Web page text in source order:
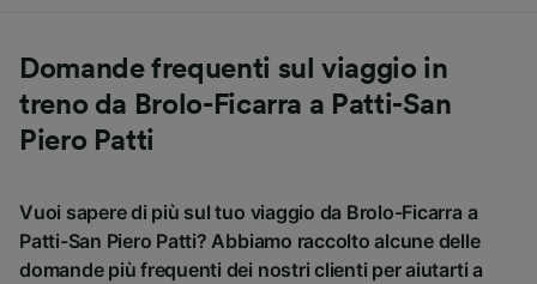
Domande frequenti sul viaggio in
treno da Brolo-Ficarra a Patti-San
Piero Patti
Vuoi sapere di più sul tuo viaggio da Brolo-Ficarra a
Patti-San Piero Patti? Abbiamo raccolto alcune delle
domande più frequenti dei nostri clienti per aiutarti a